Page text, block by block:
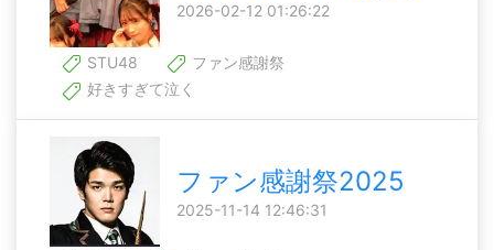
2026-02-12 01:26:22
STU48
ファン感謝祭
好きすぎて泣く
ファン感謝祭2025
2025-11-14 12:46:31